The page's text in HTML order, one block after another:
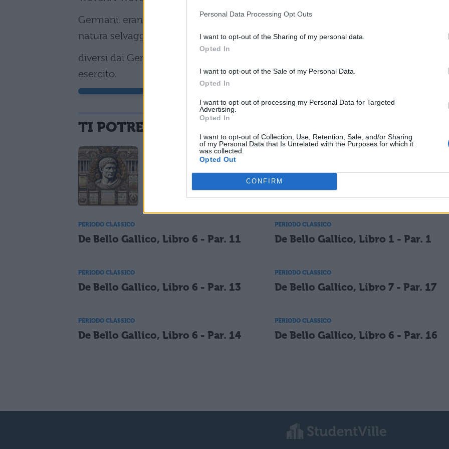
Personal Data Processing Opt Outs
I want to opt-out of the Sharing of my personal data.
Opted In
I want to opt-out of the Sale of my Personal Data.
Opted In
I want to opt-out of processing my Personal Data for Targeted
Advertising.
Opted In
I want to opt-out of Collection, Use, Retention, Sale, and/or Sharing
of my Personal Data that Is Unrelated with the Purposes for which it
was collected.
Opted Out
CONFIRM
Germani, erano abituati a far guerra tutti i giorni; per il loro grado di civiltà e la
natura selvaggia non erano molto
diversi dai Germani stessi e non ubbidivano mai agli ordini, se non costretti da un
esercito.
TI POTREBBE INTERESSARE
PERIODO CLASSICO
Cesare: opere e
versioni tradotte
PERIODO CLASSICO
De Bello Gallico, Libro 6 - Par. 11
PERIODO CLASSICO
De Bello Gallico, Libro 1 - Par. 1
PERIODO CLASSICO
De Bello Gallico, Libro 6 - Par. 13
PERIODO CLASSICO
De Bello Gallico, Libro 7 - Par. 17
PERIODO CLASSICO
De Bello Gallico, Libro 6 - Par. 14
PERIODO CLASSICO
De Bello Gallico, Libro 6 - Par. 16